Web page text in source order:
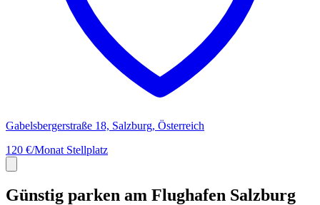
Gabelsbergerstraße 18, Salzburg, Österreich
120 €/Monat Stellplatz
Günstig parken am Flughafen Salzburg